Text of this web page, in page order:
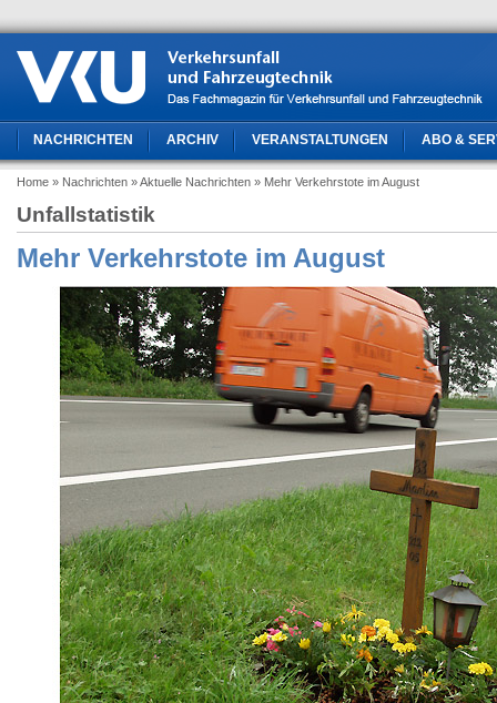
NACHRICHTEN ARCHIV VERANSTALTUNGEN ABO &
Home » Nachrichten » Aktuelle Nachrichten » Mehr Verkehrstote im August
Unfallstatistik
Mehr Verkehrstote im August